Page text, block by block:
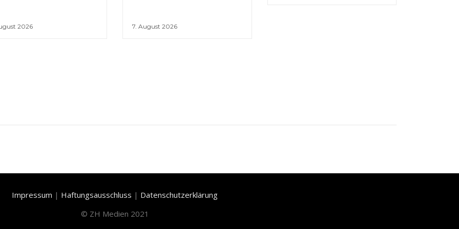
2026 7. August 2026
Impressum | Haftungsausschluss | Datenschutzerklärung
© ZH Medien 2021